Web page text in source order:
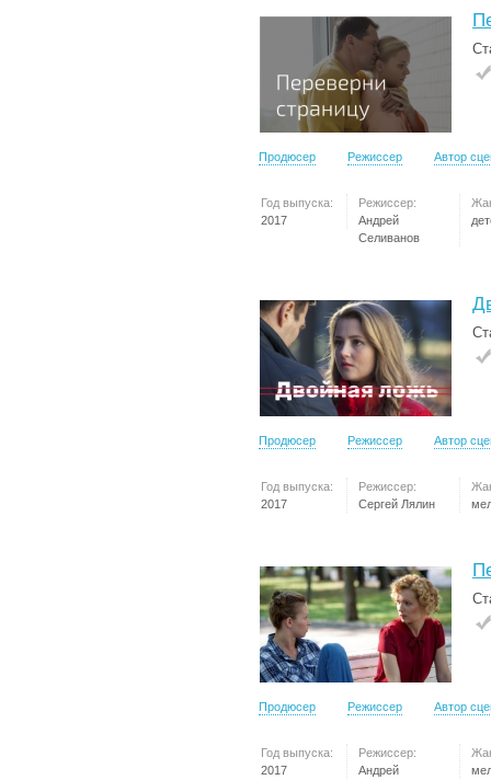
Продюсер Режиссер Автор
Год выпуска:
2017
Режиссер:
Андрей
Селиванов
Продюсер Режиссер Автор
Год выпуска:
2017
Режиссер:
Сергей Лялин
Продюсер Режиссер Автор
Год выпуска:
2017
Режиссер:
Андрей